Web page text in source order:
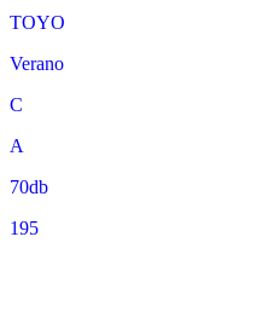
TOYO
Verano
C
A
70db
195